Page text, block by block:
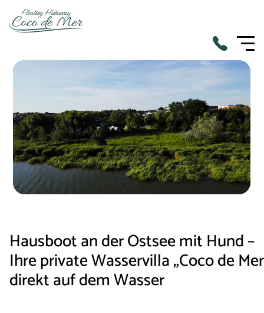
Hausboot an der Ostsee mit Hund –
Ihre private Wasservilla „Coco de
direkt auf dem Wasser